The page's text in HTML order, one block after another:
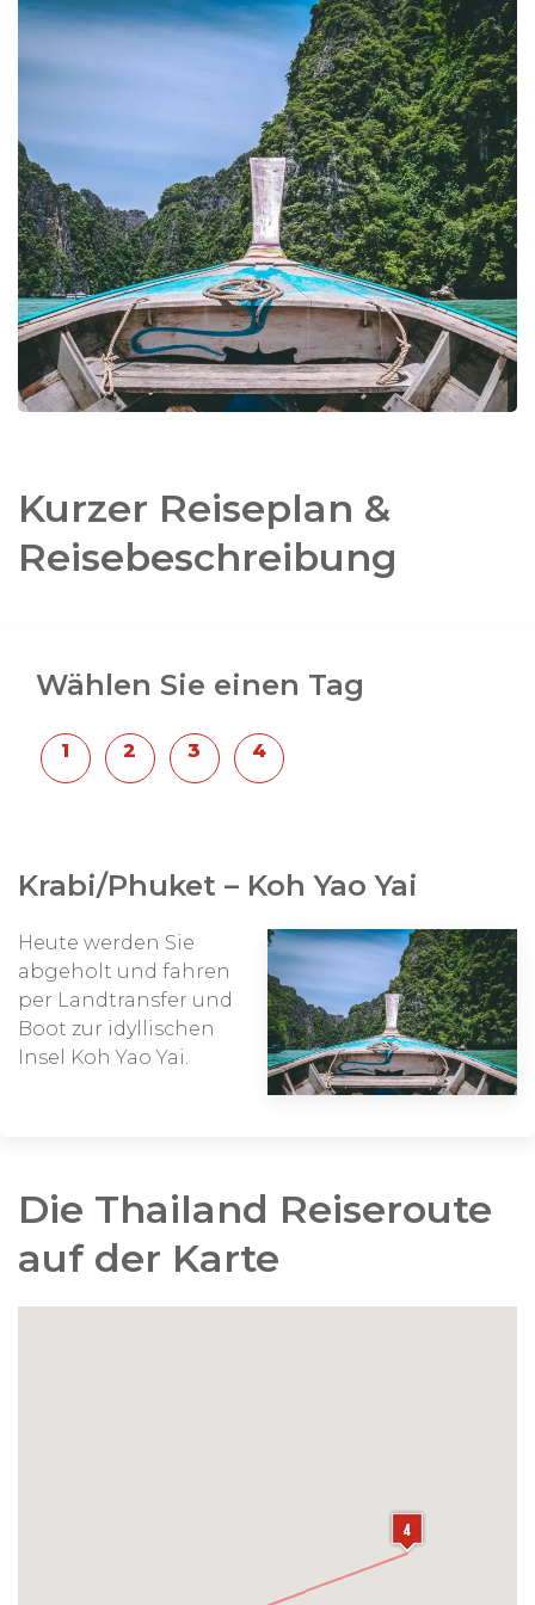
In einigen Orten besteht die Möglichkeit, ein
komfortableres Hotelzu wählen. Unten finden
Sie unsere Standards Hotelauswahl (gute,
kleinere Mittelklassehotels, womöglich an
schönen Standorten) sowie die von uns
ausgewählten Hotel-Upgrades mit den
entsprechenden Aufpreisen.
Änderungen in der Route und der Anzahl der
Tage sind selbstverständlich möglich. Wir
gestalten Ihre Reisepersönlich 100% nach Ihren
Vorstellungen!
Kurzer Reiseplan &
Reisebeschreibung
Wählen Sie einen Tag
Krabi/Phuket – Koh Yao Yai
Heute werden Sie
abgeholt und fahren
per Landtransfer und
Boot zur idyllischen
Insel Koh Yao Yai.
Die Thailand Reiseroute
auf der Karte